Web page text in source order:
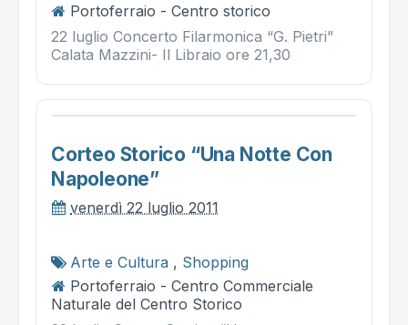
Portoferraio - Centro storico
22 luglio Concerto Filarmonica “G. Pietri”
Calata Mazzini- Il Libraio ore 21,30
Corteo Storico “una Notte Con
Napoleone”
venerdì 22 luglio 2011
Arte e Cultura , Shopping
Portoferraio - Centro Commerciale
Naturale del Centro Storico